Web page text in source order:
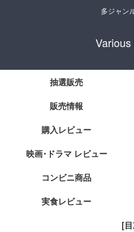
多ジャン
抽選販売
販売情報
購入レビュー
映画･ドラマ レビュー
コンビニ商品
実食レビュー
[